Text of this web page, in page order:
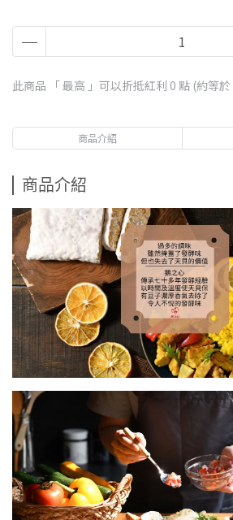
此商品 「 最高 」可以折抵紅利 0 點 (約等於
商品介紹
商品介紹